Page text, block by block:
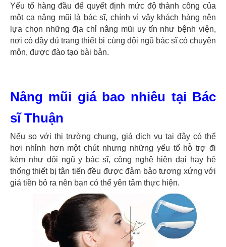
Yếu tố hàng đầu để quyết định mức độ thành công của
một ca nâng mũi là bác sĩ, chính vì vậy khách hàng nên
lựa chọn những địa chỉ nâng mũi uy tín như bệnh viện,
nơi có đầy đủ trang thiết bị cùng đội ngũ bác sĩ có chuyên
môn, được đào tạo bài bản.
Nâng mũi giá bao nhiêu tại Bác
sĩ Thuận
Nếu so với thị trường chung, giá dịch vụ tại đây có thể
hơi nhỉnh hơn một chút nhưng những yếu tố hỗ trợ đi
kèm như đội ngũ y bác sĩ, công nghệ hiện đại hay hệ
thống thiết bị tân tiến đều được đảm bảo tương xứng với
giá tiền bỏ ra nên bạn có thể yên tâm thực hiện.